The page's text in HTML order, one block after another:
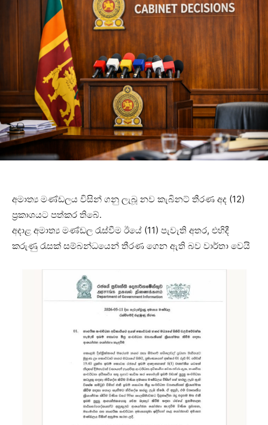
අමාත්‍ය මණ්ඩලය විසින් ගනු ලැබූ නව කැබිනට් තීරණ අද (12)
ප්‍රකාශයට පත්කර තිබේ.
අදාළ අමාත්‍ය මණ්ඩල රැස්වීම ඊයේ (11) පැවැති අතර, එහිදී
කරුණු රැසක් සම්බන්ධයෙන් තීරණ ගෙන ඇති බව වාර්තා වෙයි